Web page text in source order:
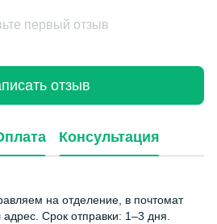
первый отзыв
отзыв
Консультация
на отделение, в почтомат
Срок отправки: 1–3 дня.